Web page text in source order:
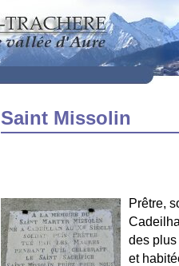
Saint Missolin
Prêtre,
des plus
et